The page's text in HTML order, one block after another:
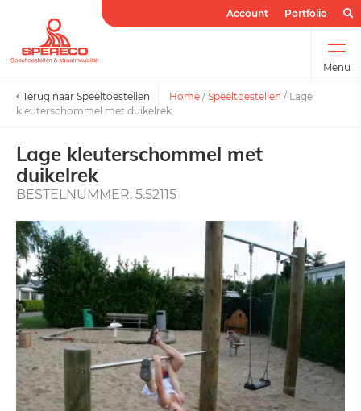
Account Portfolio
Menu
Terug naar Speeltoestellen Home / Speeltoestellen / Lage
kleuterschommel met duikelrek
Lage kleuterschommel met
duikelrek
BESTELNUMMER: 5.52115